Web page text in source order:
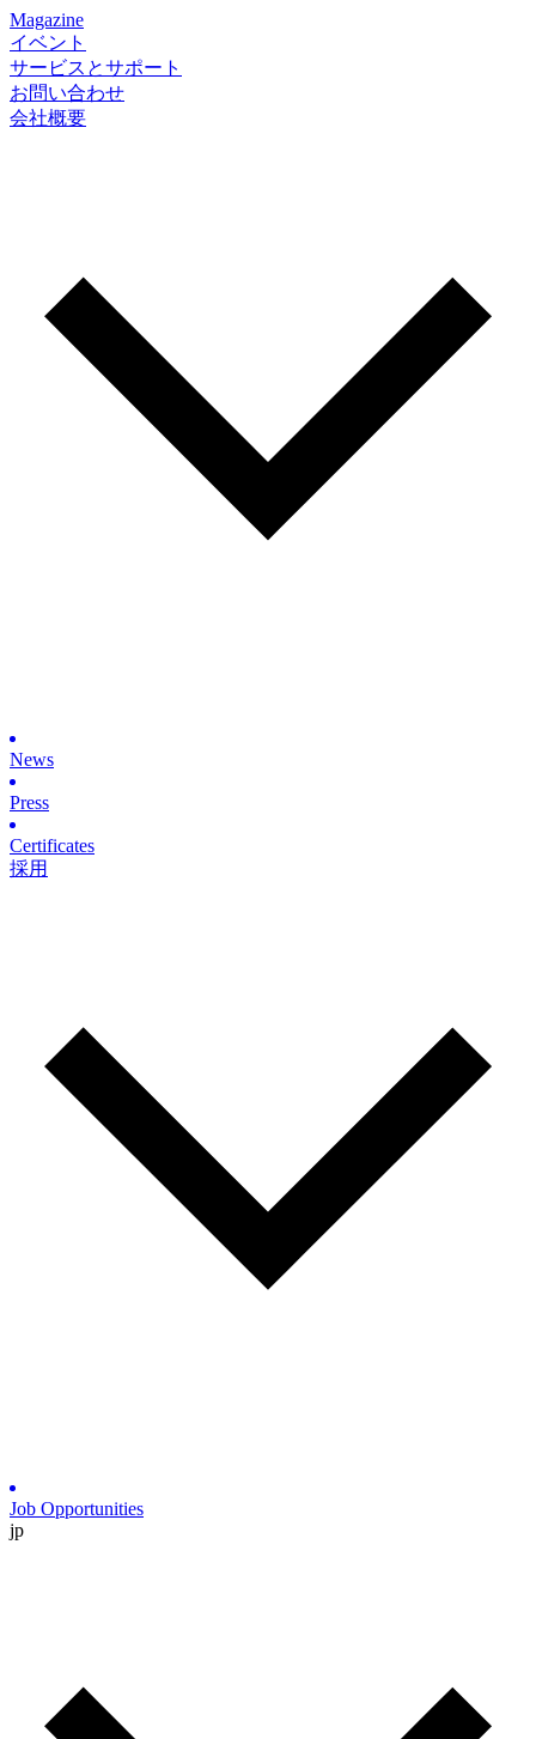
Magazine
イベント
サービスとサポート
お問い合わせ
会社概要
News
Press
Certificates
採用
Job Opportunities
jp